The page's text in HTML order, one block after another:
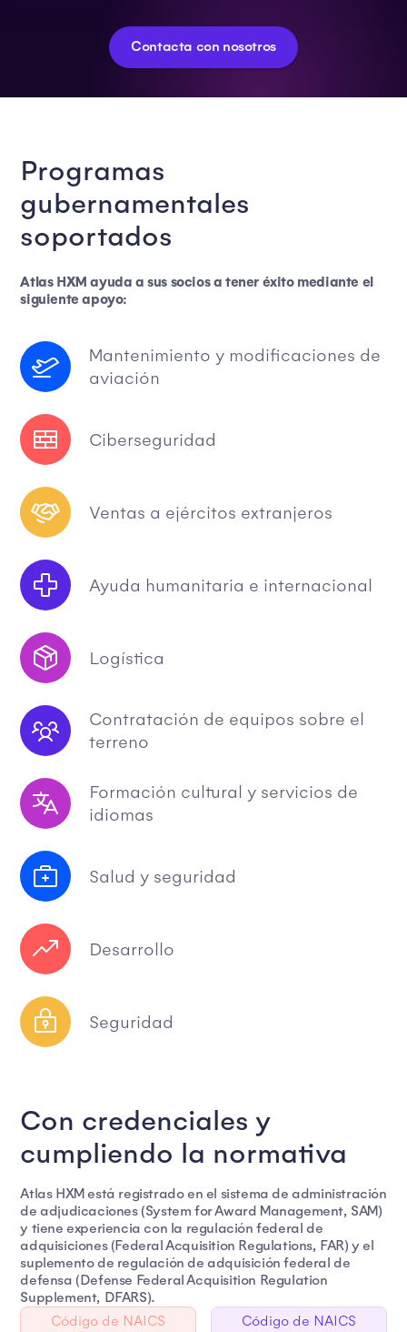
Contacta con nosotros
Programas
gubernamentales
soportados
Atlas HXM ayuda a sus socios a tener éxito mediante el
siguiente apoyo:
Mantenimiento y modificaciones de
aviación
Ciberseguridad
Ventas a ejércitos extranjeros
Ayuda humanitaria e internacional
Logística
Contratación de equipos sobre el
terreno
Formación cultural y servicios de
idiomas
Salud y seguridad
Desarrollo
Seguridad
Con credenciales y
cumpliendo la normativa
Atlas HXM está registrado en el sistema de administración
de adjudicaciones (System for Award Management, SAM)
y tiene experiencia con la regulación federal de
adquisiciones (Federal Acquisition Regulations, FAR) y el
suplemento de regulación de adquisición federal de
defensa (Defense Federal Acquisition Regulation
Supplement, DFARS).
Código de NAICS
Código de NAICS